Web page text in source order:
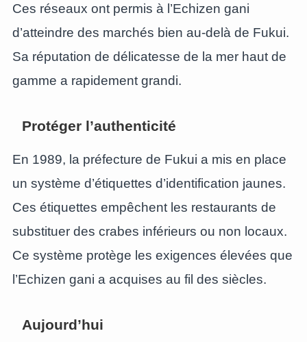
Ces réseaux ont permis à l’Echizen gani
d’atteindre des marchés bien au-delà de Fukui.
Sa réputation de délicatesse de la mer haut de
gamme a rapidement grandi.
Protéger l’authenticité
En 1989, la préfecture de Fukui a mis en place
un système d’étiquettes d’identification jaunes.
Ces étiquettes empêchent les restaurants de
substituer des crabes inférieurs ou non locaux.
Ce système protège les exigences élevées que
l’Echizen gani a acquises au fil des siècles.
Aujourd’hui